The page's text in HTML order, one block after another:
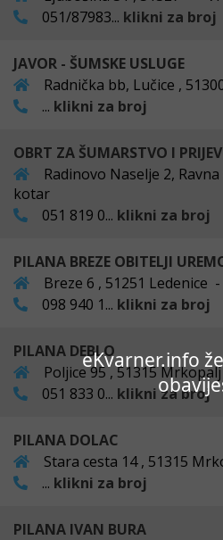
eKvarner.info
051/87983... klikni za broj
JAVOR - ŠUMSKE USLUGE
Radnička bb, Lučice ,
... klikni za broj
OBRT ZA ŠUMARSTVO I
Radinovo Naselje 2,
kotar
051 819 0... klikni za broj
PILANA BREZE OBITELJI
Breze 6 , 51251
098 940 1... klikni za broj
PILANA DEBLO
Poljice 95 , 51315
051 833 0... klikni za broj
PILANA DOLAC
Stara cesta 14 , 51315
... klikni za broj
PILANA IVAN BURA